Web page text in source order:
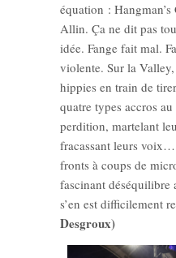
équation :
Allin. Ça ne dit pas
idée. Fange fait mal.
violente. Sur la
hippies en train de
quatre types accros
perdition, martelant
fracassant leurs
fronts à coups de
fascinant
s’en est difficilement
Desgroux)